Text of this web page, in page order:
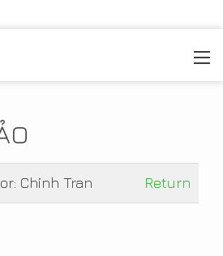
Chinh Tran Return